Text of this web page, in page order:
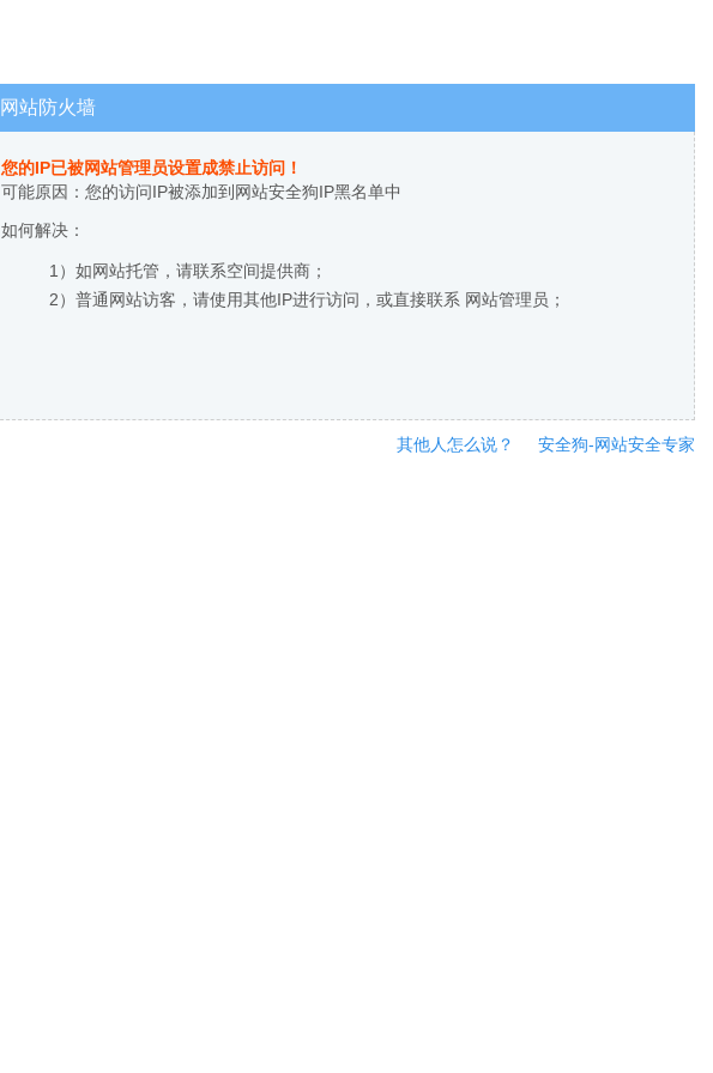
网站防火墙
您的IP已被网站管理员设置成禁止访问！
可能原因：您的访问IP被添加到网站安全狗IP黑名单中
如何解决：
1）如网站托管，请联系空间提供商；
2）普通网站访客，请使用其他IP进行访问，或直接联系 网站管理员；
其他人怎么说？ 安全狗-网站安全专家